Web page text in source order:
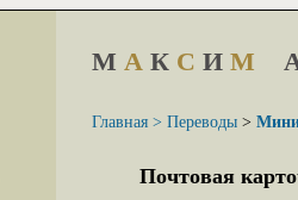
М А К С И М
Главная > Переводы >
Почтовая